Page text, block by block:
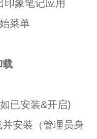
印象笔记应用
菜单
载
已安装&开启)
并安装（管理员身